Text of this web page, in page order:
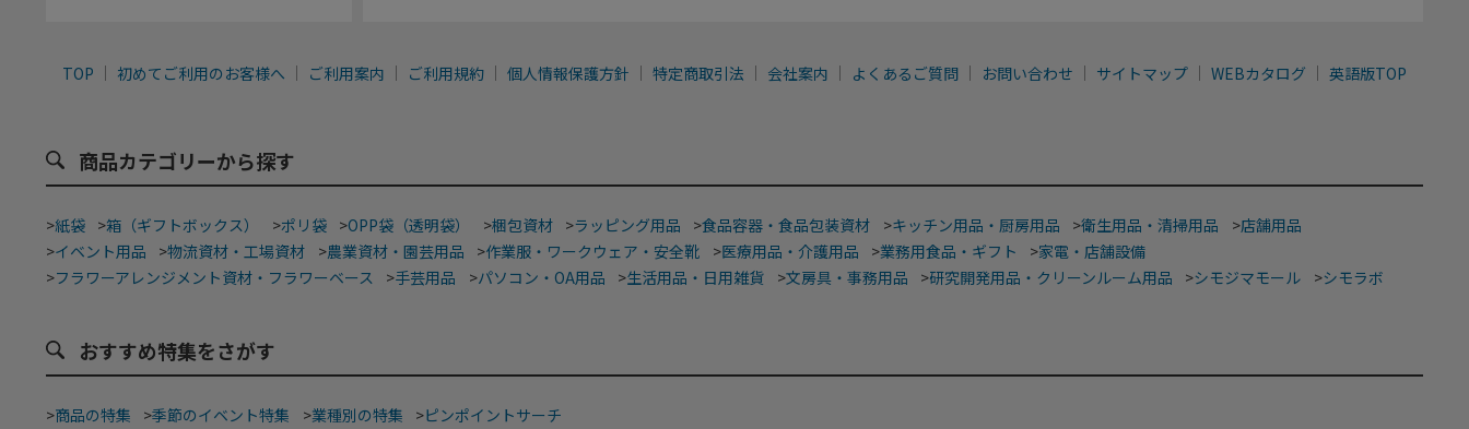
TOP 初めてご利用のお客様へ ご利用案内 ご利用規約 個人情報保護方針 特定商取引法 会社案内 よくあるご質問 お問い合わせ サイトマップ WEBカタログ 英語版TOP
商品カテゴリーから探す
>紙袋 >箱（ギフトボックス） >ポリ袋 >OPP袋（透明袋） >梱包資材 >ラッピング用品 >食品容器・食品包装資材 >キッチン用品・厨房用品 >衛生用品・清掃用品 >店舗用品
>イベント用品 >物流資材・工場資材 >農業資材・園芸用品 >作業服・ワークウェア・安全靴 >医療用品・介護用品 >業務用食品・ギフト >家電・店舗設備
>フラワーアレンジメント資材・フラワーベース >手芸用品 >パソコン・OA用品 >生活用品・日用雑貨 >文房具・事務用品 >研究開発用品・クリーンルーム用品 >シモジマモール >シモラボ
おすすめ特集をさがす
>商品の特集 >季節のイベント特集 >業種別の特集 >ピンポイントサーチ